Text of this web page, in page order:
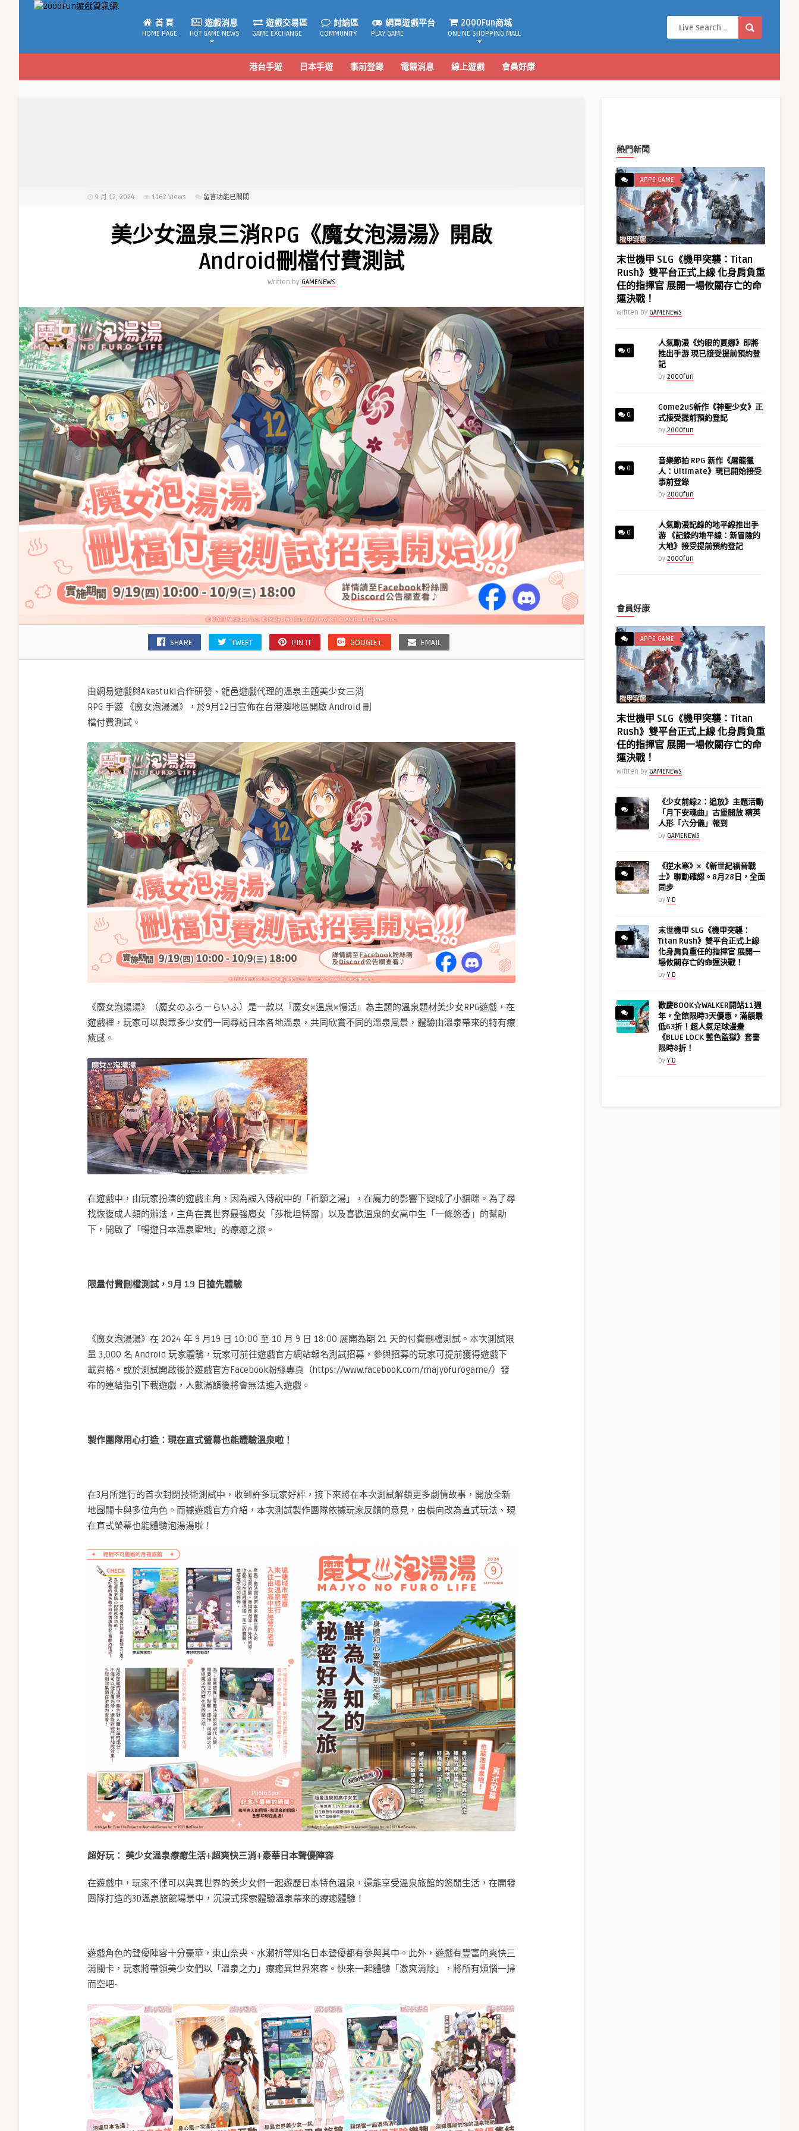
首 頁
HOME PAGE
遊戲消息
HOT GAME NEWS
遊戲交易區
GAME EXCHANGE
討論區
COMMUNITY
網頁遊戲平台
PLAY GAME
2000Fun商城
ONLINE SHOPPING MALL
港台手遊 日本手遊 事前登錄 電競消息 線上遊戲 會員好康
9 月 12, 2024 1162 Views
在
少
女
泉
女
泡
湯
湯》
開
啟
Android
刪
檔
付
費
中
留言功能已關閉
美少女溫泉三消RPG《魔女泡湯湯》開啟
Android刪檔付費測試
Written by GAMENEWS
SHARE TWEET PIN IT GOOGLE+ EMAIL
由網易遊戲與Akastuki合作研發、龍邑遊戲代理的溫泉主題美少女三消
RPG 手遊 《魔女泡湯湯》，於9月12日宣佈在台港澳地區開啟 Android 刪
檔付費測試。
《魔女泡湯湯》（魔女のふろーらいふ）是一款以『魔女×溫泉×慢活』為主題的溫泉題材美少女RPG遊戲，在
遊戲裡，玩家可以與眾多少女們一同尋訪日本各地溫泉，共同欣賞不同的溫泉風景，體驗由溫泉帶來的特有療
癒感。
在遊戲中，由玩家扮演的遊戲主角，因為誤入傳說中的「祈願之湯」，在魔力的影響下變成了小貓咪。為了尋
找恢復成人類的辦法，主角在異世界最強魔女「莎枇坦特露」以及喜歡溫泉的女高中生「一條悠香」的幫助
下，開啟了「暢遊日本溫泉聖地」的療癒之旅。
限量付費刪檔測試， 9月 19 日搶先體驗
《魔女泡湯湯》在 2024 年 9 月19 日 10:00 至 10 月 9 日 18:00 展開為期 21 天的付費刪檔測試。本次測試限
量 3,000 名 Android 玩家體驗，玩家可前往遊戲官方網站報名測試招募，參與招募的玩家可提前獲得遊戲下
載資格。或於測試開啟後於遊戲官方Facebook粉絲專頁（https://www.facebook.com/majyofurogame/）發
布的連結指引下載遊戲，人數滿額後將會無法進入遊戲。
製作團隊用心打造：現在直式螢幕也能體驗溫泉啦！
在3月所進行的首次封閉技術測試中，收到許多玩家好評，接下來將在本次測試解鎖更多劇情故事，開放全新
地圖關卡與多位角色。而據遊戲官方介紹，本次測試製作團隊依據玩家反饋的意見，由橫向改為直式玩法、現
在直式螢幕也能體驗泡湯湯啦！
超好玩： 美少女溫泉療癒生活+超爽快三消+豪華日本聲優陣容
在遊戲中，玩家不僅可以與異世界的美少女們一起遊歷日本特色溫泉，還能享受溫泉旅館的悠閒生活，在開發
團隊打造的3D溫泉旅館場景中，沉浸式探索體驗溫泉帶來的療癒體驗！
遊戲角色的聲優陣容十分豪華，東山奈央、水瀨祈等知名日本聲優都有參與其中。此外，遊戲有豐富的爽快三
消關卡，玩家將帶領美少女們以「溫泉之力」療癒異世界來客。快来一起體驗「激爽消除」，將所有煩惱一掃
而空吧~
熱門新聞
APPS GAME
末世機甲 SLG《機甲突襲：Titan
Rush》雙平台正式上線 化身肩負重
任的指揮官 展開一場攸關存亡的命
運決戰！
Written by GAMENEWS
0
人氣動漫《灼眼的夏娜》即將
推出手游 現已接受提前預約登
記
by 2000fun
0
Come2uS新作《神聖少女》正
式接受提前預約登記
by 2000fun
0
音樂節拍 RPG 新作《屠龍獵
人：Ultimate》現已開始接受
事前登錄
by 2000fun
0
人氣動漫記錄的地平線推出手
游 《記錄的地平線：新冒險的
大地》接受提前預約登記
by 2000fun
會員好康
APPS GAME
末世機甲 SLG《機甲突襲：Titan
Rush》雙平台正式上線 化身肩負重
任的指揮官 展開一場攸關存亡的命
運決戰！
Written by GAMENEWS
《少女前線2：追放》主題活動
「月下安魂曲」古堡開放 精英
人形「六分儀」報到
by GAMENEWS
《逆水寒》×《新世紀福音戰
士》聯動確認。8月28日，全面
同步
by Y D
末世機甲 SLG《機甲突襲：
Titan Rush》雙平台正式上線
化身肩負重任的指揮官 展開一
場攸關存亡的命運決戰！
by Y D
歡慶BOOK☆WALKER開站11週
年，全館限時3天優惠，滿額最
低63折！超人氣足球漫畫
《BLUE LOCK 藍色監獄》套書
限時8折！
by Y D